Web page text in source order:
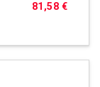
81,58 €